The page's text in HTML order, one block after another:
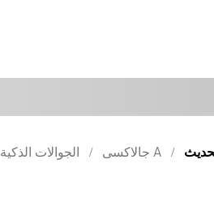
الجوالات الذكية جالاكسى A